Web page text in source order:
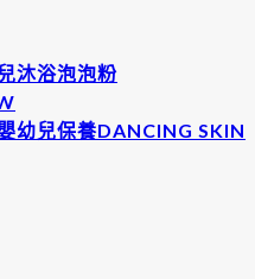
沐浴泡泡粉
幼兒保養DANCING SKIN